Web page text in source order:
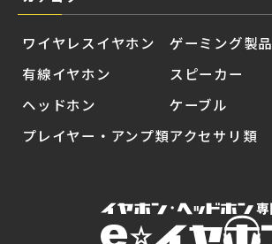
ワイヤレスイヤホン
有線イヤホン
ヘッドホン
プレイヤー・アンプ類
ゲーミング製品
スピーカー
ケーブル
アクセサリ類